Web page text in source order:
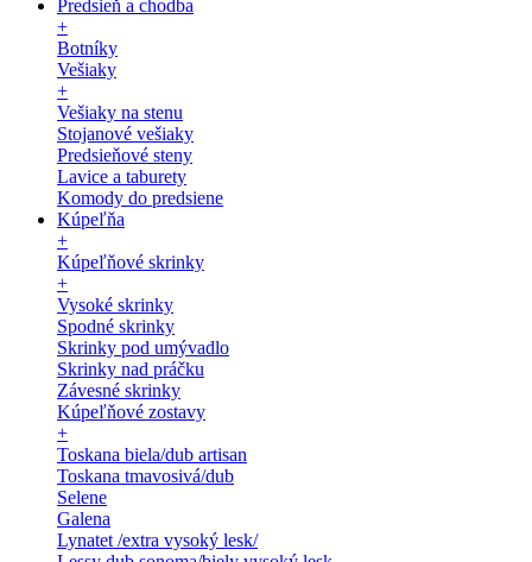
Predsieň a chodba
+
Botníky
Vešiaky
+
Vešiaky na stenu
Stojanové vešiaky
Predsieňové steny
Lavice a taburety
Komody do predsiene
Kúpeľňa
+
Kúpeľňové skrinky
+
Vysoké skrinky
Spodné skrinky
Skrinky pod umývadlo
Skrinky nad práčku
Závesné skrinky
Kúpeľňové zostavy
+
Toskana biela/dub artisan
Toskana tmavosivá/dub
Selene
Galena
Lynatet /extra vysoký lesk/